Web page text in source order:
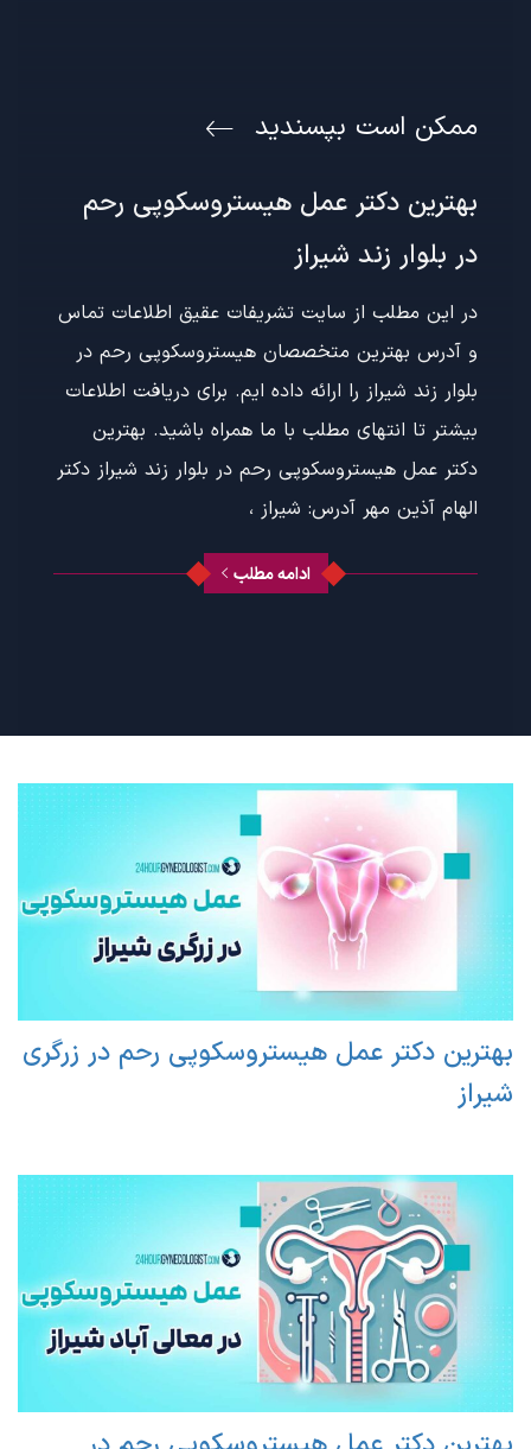
ممکن است بپسندید
بهترین دکتر عمل هیستروسکوپی رحم
در بلوار زند شیراز
در این مطلب از سایت تشریفات عقیق اطلاعات تماس
و آدرس بهترین متخصصان هیستروسکوپی رحم در
بلوار زند شیراز را ارائه داده ایم. برای دریافت اطلاعات
بیشتر تا انتهای مطلب با ما همراه باشید. بهترین
دکتر عمل هیستروسکوپی رحم در بلوار زند شیراز دکتر
الهام آذین مهر آدرس: شیراز ،
ادامه مطلب
بهترین دکتر عمل هیستروسکوپی رحم در زرگری
شیراز